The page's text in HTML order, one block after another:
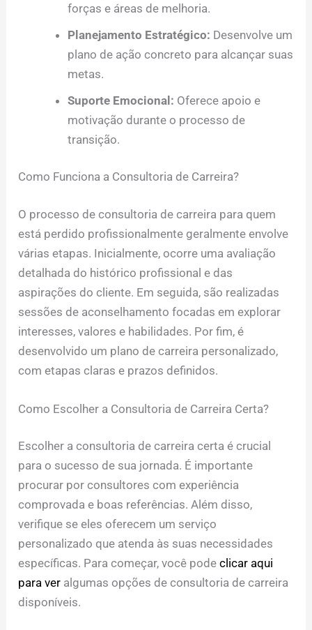
forças e áreas de melhoria.
Planejamento Estratégico: Desenvolve um
plano de ação concreto para alcançar suas
metas.
Suporte Emocional: Oferece apoio e
motivação durante o processo de
transição.
Como Funciona a Consultoria de Carreira?
O processo de consultoria de carreira para quem
está perdido profissionalmente geralmente envolve
várias etapas. Inicialmente, ocorre uma avaliação
detalhada do histórico profissional e das
aspirações do cliente. Em seguida, são realizadas
sessões de aconselhamento focadas em explorar
interesses, valores e habilidades. Por fim, é
desenvolvido um plano de carreira personalizado,
com etapas claras e prazos definidos.
Como Escolher a Consultoria de Carreira Certa?
Escolher a consultoria de carreira certa é crucial
para o sucesso de sua jornada. É importante
procurar por consultores com experiência
comprovada e boas referências. Além disso,
verifique se eles oferecem um serviço
personalizado que atenda às suas necessidades
específicas. Para começar, você podeclicar aqui
para ver algumas opções de consultoria de carreira
disponíveis.